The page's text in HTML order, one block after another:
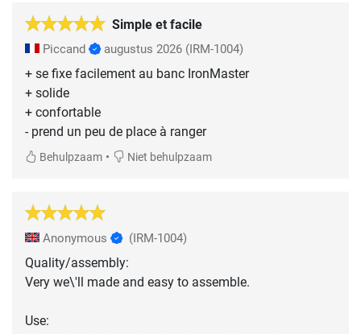
Simple et facile
Piccand augustus 2026 (IRM-1004)
+ se fixe facilement au banc IronMaster
+ solide
+ confortable
- prend un peu de place à ranger
Behulpzaam • Niet behulpzaam
Anonymous (IRM-1004)
Quality/assembly:
Very we\'ll made and easy to assemble.
Use: